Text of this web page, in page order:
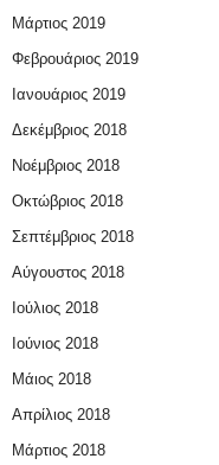
Μάρτιος 2019
Φεβρουάριος 2019
Ιανουάριος 2019
Δεκέμβριος 2018
Νοέμβριος 2018
Οκτώβριος 2018
Σεπτέμβριος 2018
Αύγουστος 2018
Ιούλιος 2018
Ιούνιος 2018
Μάιος 2018
Απρίλιος 2018
Μάρτιος 2018